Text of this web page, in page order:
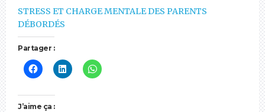
STRESS ET CHARGE MENTALE DES PARENTS
DÉBORDÉS
Partager :
J’aime ça :